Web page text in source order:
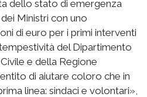
dello stato di emergenza
Ministri con uno
di euro per i primi interventi
del Dipartimento
e della Regione
di aiutare coloro che in
linea: sindaci e volontari»,